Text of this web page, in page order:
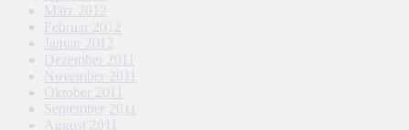
März 2012
Februar 2012
Januar 2012
Dezember 2011
November 2011
Oktober 2011
September 2011
August 2011